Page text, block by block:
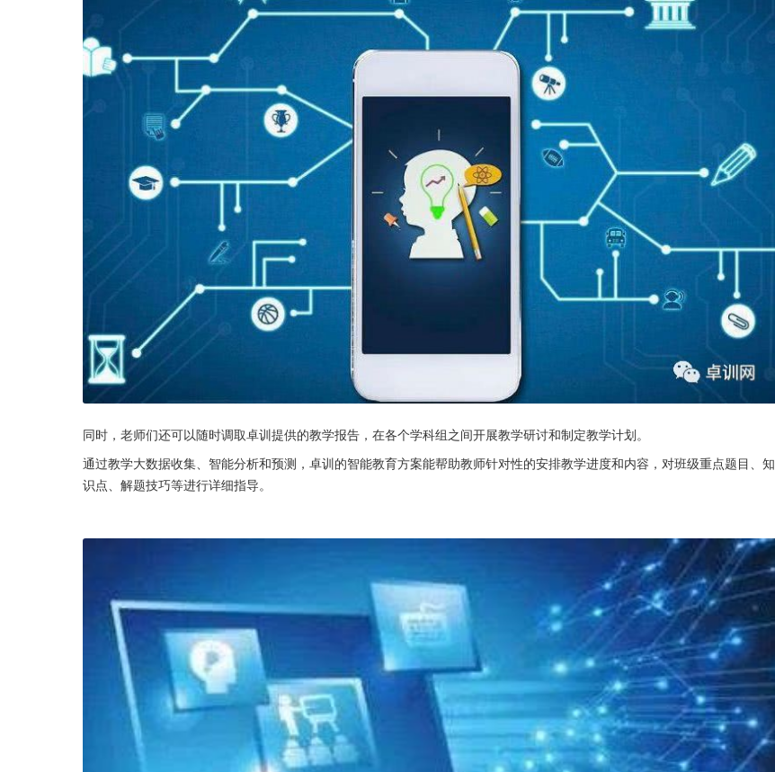
同时，老师们还可以随时调取卓训提供的教学报告，在各个学科组之间开展教学研讨和制定教学计划。
通过教学大数据收集、智能分析和预测，卓训的智能教育方案能帮助教师针对性的安排教学进度和内容，对班级重点题目、知
识点、解题技巧等进行详细指导。